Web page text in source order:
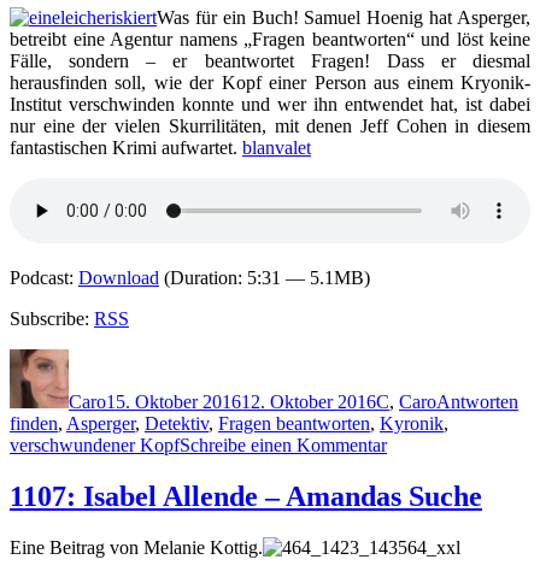
Cat
Was für ein Buch! Samuel Hoenig hat Asperger,
betreibt eine Agentur namens „Fragen beantworten“ und löst keine
Fälle, sondern – er beantwortet Fragen! Dass er diesmal
herausfinden soll, wie der Kopf einer Person aus einem Kryonik-
Institut verschwinden konnte und wer ihn entwendet hat, ist dabei
nur eine der vielen Skurrilitäten, mit denen Jeff Cohen in diesem
fantastischen Krimi aufwartet. blanvalet
Podcast: Download (Duration: 5:31 — 5.1MB)
Subscribe: RSS
Autor
Caro15. Oktober 201612. Oktober 2016C, CaroAntworten
finden, Asperger, Detektiv, Fragen beantworten, Kyronik,
verschwundener KopfSchreibe einen Kommentarzu
Jeff
Cohen
Eine
1107: Isabel Allende – Amandas Suche
Eine Beitrag von Melanie Kottig.